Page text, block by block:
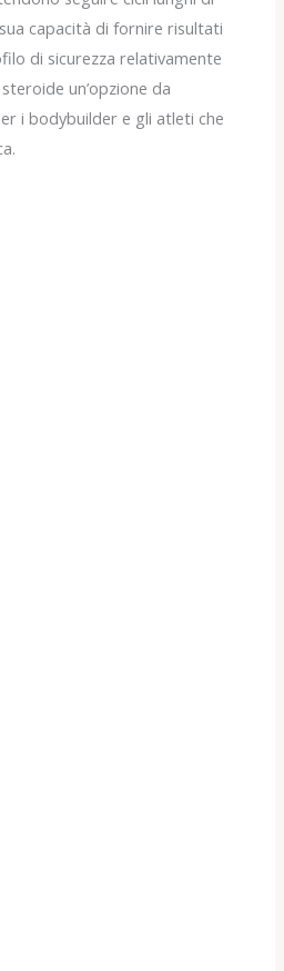
capacità di fornire risultati
di sicurezza relativamente
un’opzione da
i bodybuilder e gli atleti che